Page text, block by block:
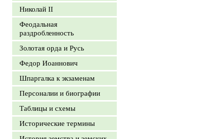
Николай II
Феодальная
раздробленность
Золотая орда и Русь
Федор Иоаннович
Шпаргалка к экзаменам
Персоналии и биографии
Таблицы и схемы
Исторические термины